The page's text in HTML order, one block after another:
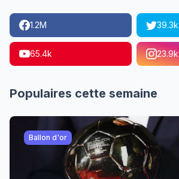
1.2M 39.3k
65.4k 23.9k
Populaires cette semaine
Ballon d'or